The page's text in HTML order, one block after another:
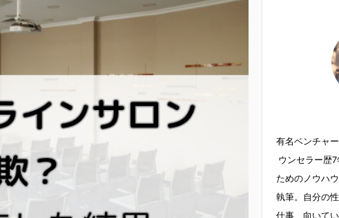
有名ベンチャ
ウンセラー歴
ためのノウハ
執筆。自分の
仕事、向いて